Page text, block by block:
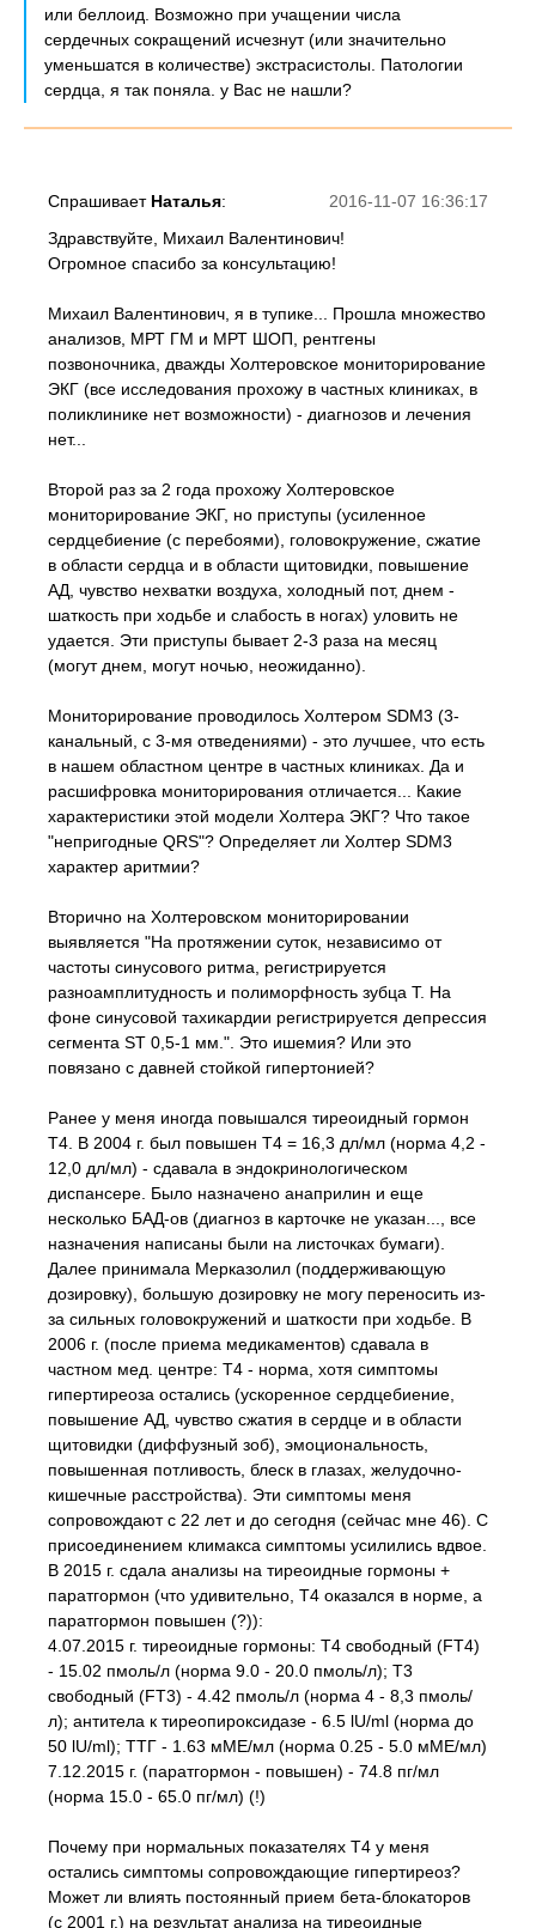
или беллоид. Возможно при учащении числа
сердечных сокращений исчезнут (или значительно
уменьшатся в количестве) экстрасистолы. Патологии
сердца, я так поняла. у Вас не нашли?
2016-11-07 16:36:17
Спрашивает Наталья:
Здравствуйте, Михаил Валентинович!
Огромное спасибо за консультацию!
Михаил Валентинович, я в тупике... Прошла множество
анализов, МРТ ГМ и МРТ ШОП, рентгены
позвоночника, дважды Холтеровское мониторирование
ЭКГ (все исследования прохожу в частных клиниках, в
поликлинике нет возможности) - диагнозов и лечения
нет...
Второй раз за 2 года прохожу Холтеровское
мониторирование ЭКГ, но приступы (усиленное
сердцебиение (с перебоями), головокружение, сжатие
в области сердца и в области щитовидки, повышение
АД, чувство нехватки воздуха, холодный пот, днем -
шаткость при ходьбе и слабость в ногах) уловить не
удается. Эти приступы бывает 2-3 раза на месяц
(могут днем, могут ночью, неожиданно).
Мониторирование проводилось Холтером SDM3 (3-
канальный, с 3-мя отведениями) - это лучшее, что есть
в нашем областном центре в частных клиниках. Да и
расшифровка мониторирования отличается... Какие
характеристики этой модели Холтера ЭКГ? Что такое
"непригодные QRS"? Определяет ли Холтер SDM3
характер аритмии?
Вторично на Холтеровском мониторировании
выявляется "На протяжении суток, независимо от
частоты синусового ритма, регистрируется
разноамплитудность и полиморфность зубца Т. На
фоне синусовой тахикардии регистрируется депрессия
сегмента ST 0,5-1 мм.". Это ишемия? Или это
повязано с давней стойкой гипертонией?
Ранее у меня иногда повышался тиреоидный гормон
Т4. В 2004 г. был повышен Т4 = 16,3 дл/мл (норма 4,2 -
12,0 дл/мл) - сдавала в эндокринологическом
диспансере. Было назначено анаприлин и еще
несколько БАД-ов (диагноз в карточке не указан..., все
назначения написаны были на листочках бумаги).
Далее принимала Мерказолил (поддерживающую
дозировку), большую дозировку не могу переносить из-
за сильных головокружений и шаткости при ходьбе. В
2006 г. (после приема медикаментов) сдавала в
частном мед. центре: Т4 - норма, хотя симптомы
гипертиреоза остались (ускоренное сердцебиение,
повышение АД, чувство сжатия в сердце и в области
щитовидки (диффузный зоб), эмоциональность,
повышенная потливость, блеск в глазах, желудочно-
кишечные расстройства). Эти симптомы меня
сопровождают с 22 лет и до сегодня (сейчас мне 46). С
присоединением климакса симптомы усилились вдвое.
В 2015 г. сдала анализы на тиреоидные гормоны +
паратгормон (что удивительно, Т4 оказался в норме, а
паратгормон повышен (?)):
4.07.2015 г. тиреоидные гормоны: Т4 свободный (FT4)
- 15.02 пмоль/л (норма 9.0 - 20.0 пмоль/л); Т3
свободный (FT3) - 4.42 пмоль/л (норма 4 - 8,3 пмоль/
л); антитела к тиреопироксидазе - 6.5 lU/ml (норма до
50 lU/ml); ТТГ - 1.63 мМЕ/мл (норма 0.25 - 5.0 мМЕ/мл)
7.12.2015 г. (паратгормон - повышен) - 74.8 пг/мл
(норма 15.0 - 65.0 пг/мл) (!)
Почему при нормальных показателях Т4 у меня
остались симптомы сопровождающие гипертиреоз?
Может ли влиять постоянный прием бета-блокаторов
(с 2001 г.) на результат анализа на тиреоидные